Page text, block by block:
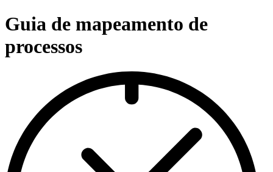
Guia de mapeamento de
processos